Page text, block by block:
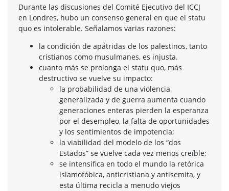
Durante las discusiones del Comité Ejecutivo del ICCJ
en Londres, hubo un consenso general en que el statu
quo es intolerable. Señalamos varias razones:
la condición de apátridas de los palestinos, tanto
cristianos como musulmanes, es injusta.
cuanto más se prolonga el statu quo, más
destructivo se vuelve su impacto:
la probabilidad de una violencia
generalizada y de guerra aumenta cuando
generaciones enteras pierden la esperanza
por el desempleo, la falta de oportunidades
y los sentimientos de impotencia;
la viabilidad del modelo de los “dos
Estados” se vuelve cada vez menos creíble;
se intensifica en todo el mundo la retórica
islamofóbica, anticristiana y antisemita, y
esta última recicla a menudo viejos